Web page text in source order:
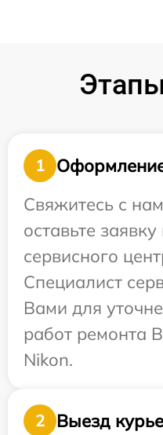
1
Свяжитесь с
оставьте
сервисного
Специалист
Вами для
работ ремонта
Nikon.
2 Выезд